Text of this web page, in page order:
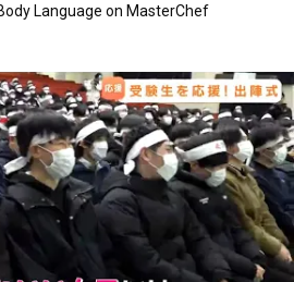
Language on MasterChef